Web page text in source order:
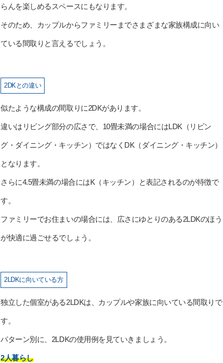
らんを楽しめるスペースにもなります。
そのため、カップルからファミリーまでさまざまな家族構成に向い
ている間取りと言えるでしょう。
2DKとの違い
似たような構成の間取りに2DKがあります。
違いはリビング部分の広さで、10畳未満の場合にはLDK（リビン
グ・ダイニング・キッチン）ではなくDK（ダイニング・キッチン）
となります。
さらに4.5畳未満の場合にはK（キッチン）と表記されるのが特徴で
す。
ファミリーでお住まいの場合には、広さにゆとりのある2LDKのほう
が快適に過ごせるでしょう。
2LDKに向いている方
独立した個室がある2LDKは、カップルや家族に向いている間取りで
す。
パターン別に、2LDKの使用例を見ていきましょう。
2人暮らし